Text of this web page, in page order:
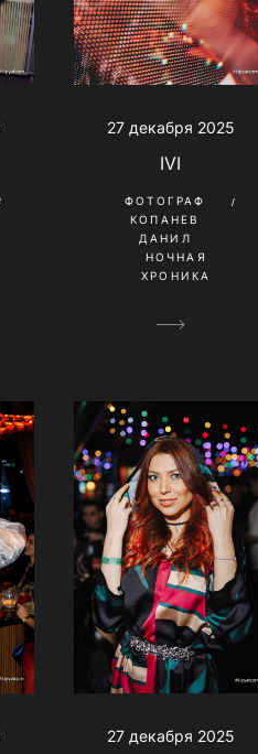
27 декабря 2025
IVI
ФОТОГРАФ
КОПАНЕВ
ДАНИЛ
НОЧНАЯ
ХРОНИКА
27 декабря 2025